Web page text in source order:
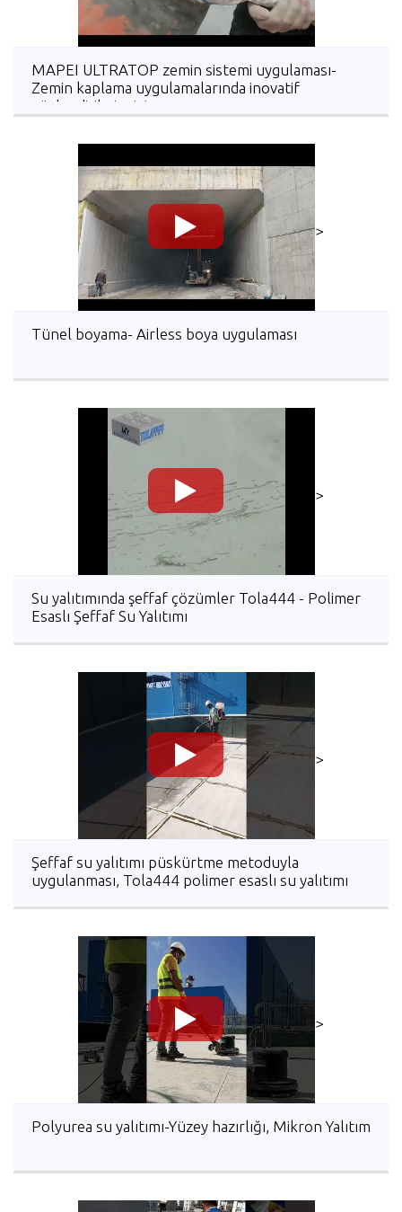
MAPEI ULTRATOP zemin sistemi uygulaması-
Zemin kaplama uygulamalarında inovatif
güçlendirilmiş sistem
>
Tünel boyama- Airless boya uygulaması
>
Su yalıtımında şeffaf çözümler Tola444 - Polimer
Esaslı Şeffaf Su Yalıtımı
>
Şeffaf su yalıtımı püskürtme metoduyla
uygulanması, Tola444 polimer esaslı su yalıtımı
>
Polyurea su yalıtımı-Yüzey hazırlığı, Mikron Yalıtım